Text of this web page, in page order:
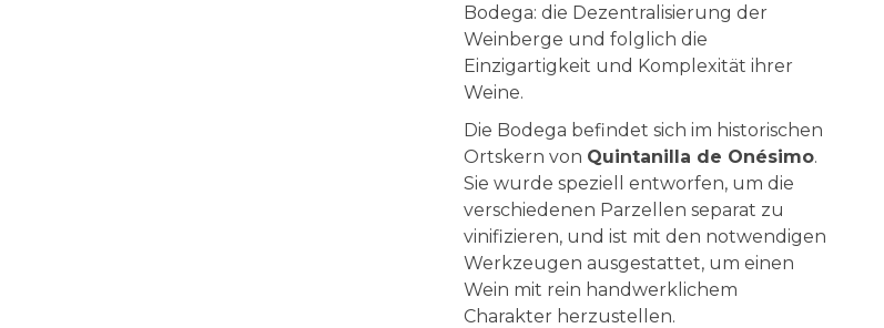
Bodega: die Dezentralisierung der
Weinberge und folglich die
Einzigartigkeit und Komplexität ihrer
Weine.
Die Bodega befindet sich im historischen
Ortskern von Quintanilla de Onésimo.
Sie wurde speziell entworfen, um die
verschiedenen Parzellen separat zu
vinifizieren, und ist mit den notwendigen
Werkzeugen ausgestattet, um einen
Wein mit rein handwerklichem
Charakter herzustellen.